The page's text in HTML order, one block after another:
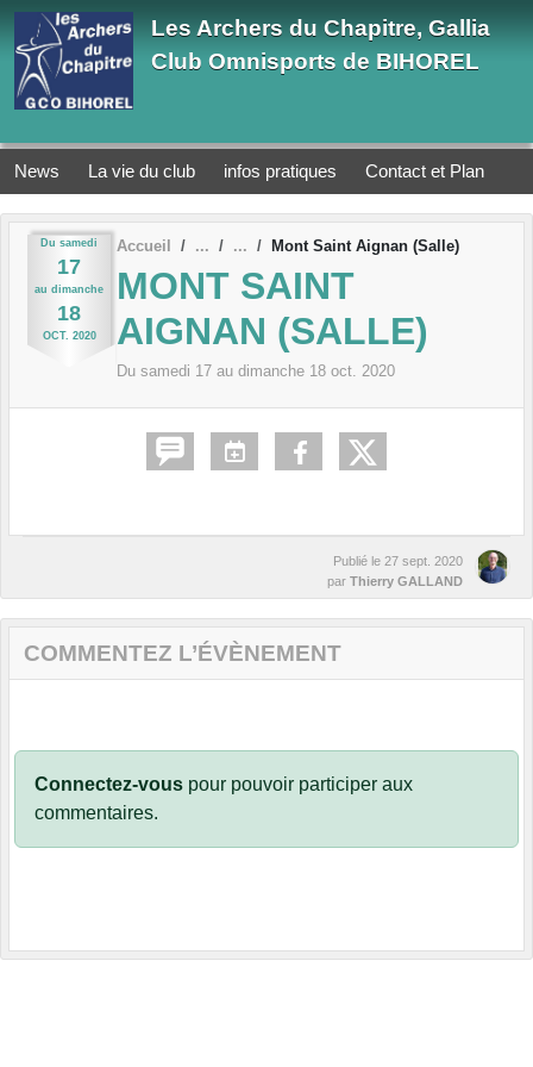
Les Archers du Chapitre, Gallia
Club Omnisports de BIHOREL
News La vie du club infos pratiques Contact et Plan
Du samedi
17
au dimanche
18
OCT. 2020
Accueil Mont Saint Aignan (Salle)
MONT SAINT
AIGNAN (SALLE)
Du samedi 17 au dimanche 18 oct. 2020
Publié le 27 sept. 2020
par Thierry GALLAND
COMMENTEZ L’ÉVÈNEMENT
Connectez-vous pour pouvoir participer aux
commentaires.
Panneau de gestion des cookies